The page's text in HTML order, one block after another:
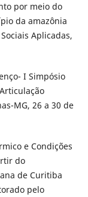
por meio do
da amazônia
Aplicadas,
I Simpósio
MG, 26 a 30 de
e Condições
do
de Curitiba
pelo